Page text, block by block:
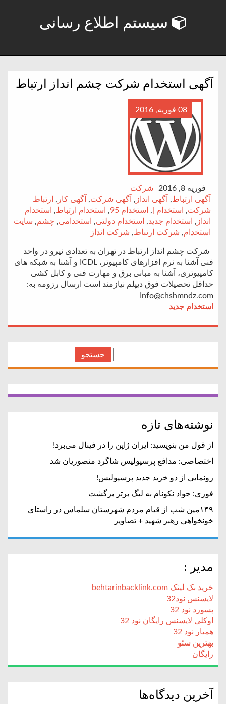
سیستم اطلاع رسانی
آگهی استخدام شرکت چشم انداز ارتباط
08 فوریه, 2016
فوریه 8, 2016
شرکت
آگهی ارتباط, آگهی انداز , آگهی شرکت, آگهی کار ,
ارتباط
شرکت, استخدام | , استخدام 95 , استخدام ارتباط,
استخدام
انداز , استخدام جدید, استخدام دولتی, استخدامی, چشم, سایت
استخدام, شرکت ارتباط, شرکت انداز
شرکت چشم انداز ارتباط در تهران به تعدادی نیرو در واحد
فنی آشنا به نرم افزارهای کامپیوتر، ICDL و آشنا به شبکه های
کامپیوتری، آشنا به مبانی برق و مهارت فنی و کابل کشی
حداقل تحصیلات فوق دیپلم نیازمند است ارسال رزومه به:
Info@chshmndz.com
استخدام جدید
نوشته‌های تازه
از قول من بنویسید: ایران ژاپن را در فینال می‌برد!
اختصاصی: مدافع پرسپولیس شاگرد منصوریان شد
رونمایی از دو خرید جدید پرسپولیس!
فوری: جواد نکونام به لیگ برتر برگشت
۱۴۹مین شب از قیام مردم شهرستان سلماس در راستای
خونخواهی رهبر شهید + تصاویر
مدیر :
خرید بک لینک behtarinbacklink.com
لایسنس نود32
پسورد نود 32
اوکلی لایسنس رایگان نود 32
همیار نود 32
بهترین سئو
رایگان
آخرین دیدگاه‌ها